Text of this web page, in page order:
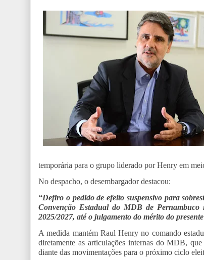
temporária para o grupo liderado por Henry em
No despacho, o desembargador destacou:
“Defiro o pedido de efeito suspensivo para
Convenção Estadual do MDB de Pernambuco
2025/2027, até o julgamento do mérito do
A medida mantém Raul Henry no comando
diretamente as articulações internas do MDB,
diante das movimentações para o próximo ciclo